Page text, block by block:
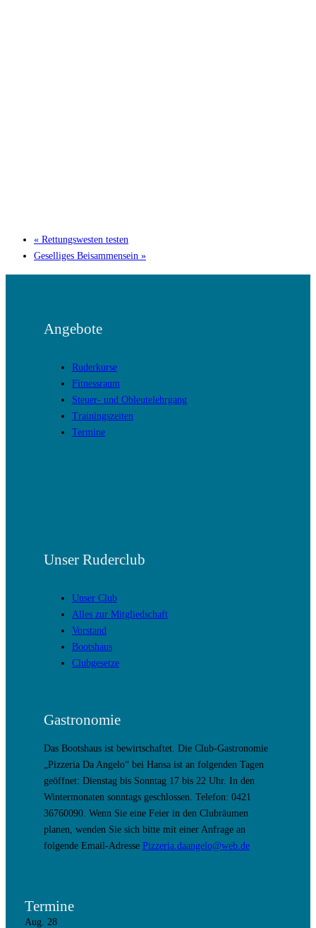
« Rettungswesten testen
Geselliges Beisammensein »
Angebote
Ruderkurse
Fitnessraum
Steuer- und Obleutelehrgang
Trainingszeiten
Termine
Unser Ruderclub
Unser Club
Alles zur Mitgliedschaft
Vorstand
Bootshaus
Clubgesetze
Gastronomie
Das Bootshaus ist bewirtschaftet. Die Club-Gastronomie
„Pizzeria Da Angelo“ bei Hansa ist an folgenden Tagen
geöffnet: Dienstag bis Sonntag 17 bis 22 Uhr. In den
Wintermonaten sonntags geschlossen. Telefon: 0421
36760090. Wenn Sie eine Feier in den Clubräumen
planen, wenden Sie sich bitte mit einer Anfrage an
folgende Email-Adresse Pizzeria.daangelo@web.de
Termine
Aug. 28